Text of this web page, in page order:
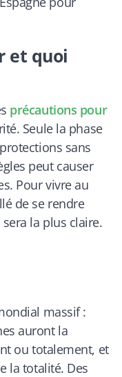
et quoi
précautions pour
Seule la phase
sans
peut causer
Pour vivre au
de se rendre
la plus claire.
massif :
auront la
ou totalement, et
la totalité. Des